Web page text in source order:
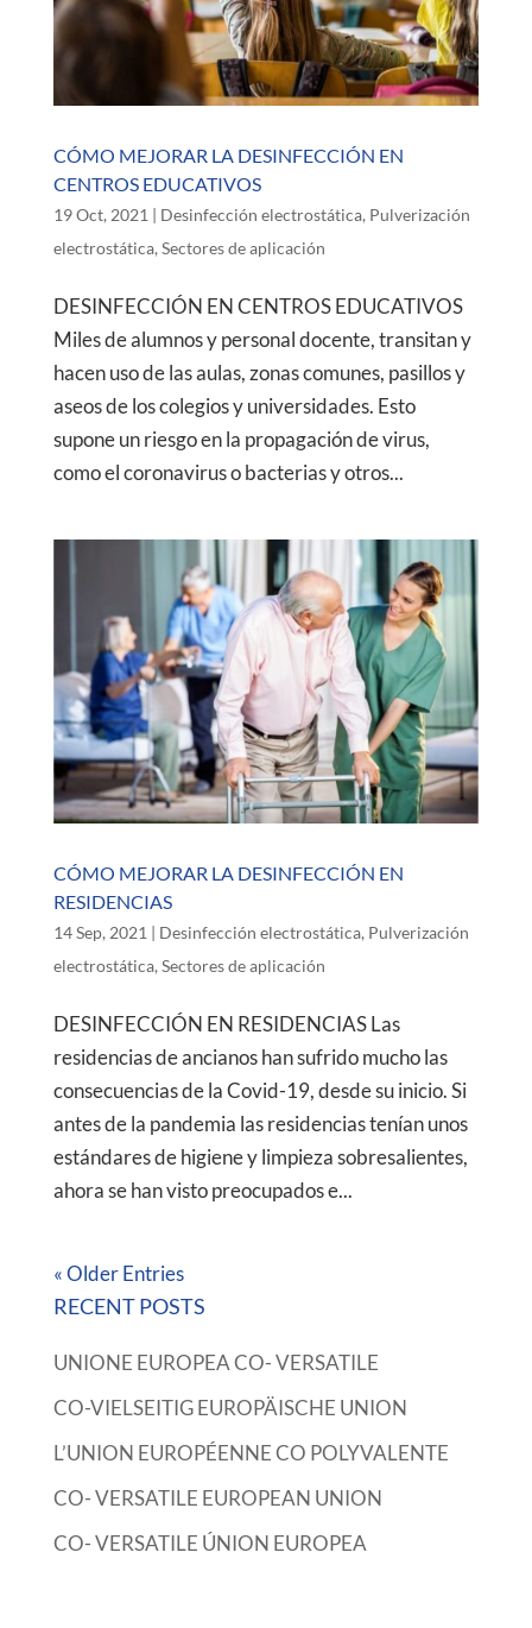
CÓMO MEJORAR LA DESINFECCIÓN EN
CENTROS EDUCATIVOS
19 Oct, 2021 | Desinfección electrostática, Pulverización
electrostática, Sectores de aplicación
DESINFECCIÓN EN CENTROS EDUCATIVOS
Miles de alumnos y personal docente, transitan y
hacen uso de las aulas, zonas comunes, pasillos y
aseos de los colegios y universidades. Esto
supone un riesgo en la propagación de virus,
como el coronavirus o bacterias y otros...
CÓMO MEJORAR LA DESINFECCIÓN EN
RESIDENCIAS
14 Sep, 2021 | Desinfección electrostática, Pulverización
electrostática, Sectores de aplicación
DESINFECCIÓN EN RESIDENCIAS Las
residencias de ancianos han sufrido mucho las
consecuencias de la Covid-19, desde su inicio. Si
antes de la pandemia las residencias tenían unos
estándares de higiene y limpieza sobresalientes,
ahora se han visto preocupados e...
« Older Entries
RECENT POSTS
UNIONE EUROPEA CO- VERSATILE
CO-VIELSEITIG EUROPÄISCHE UNION
L’UNION EUROPÉENNE CO POLYVALENTE
CO- VERSATILE EUROPEAN UNION
CO- VERSATILE ÚNION EUROPEA